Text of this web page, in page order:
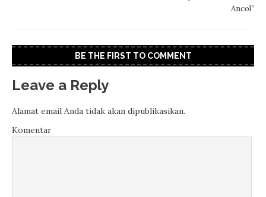
Ancol”
BE THE FIRST TO COMMENT
Leave a Reply
Alamat email Anda tidak akan dipublikasikan.
Komentar